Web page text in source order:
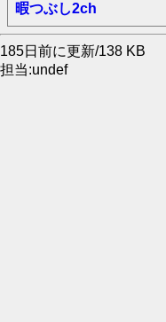
暇つぶし2ch
185日前に更新/138 KB
担当:undef